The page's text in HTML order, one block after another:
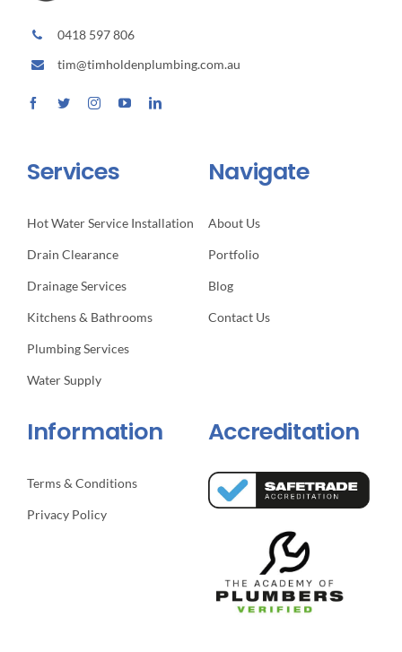
0418 597 806
tim@timholdenplumbing.com.au
Services
Hot Water Service Installation
Drain Clearance
Drainage Services
Kitchens & Bathrooms
Plumbing Services
Water Supply
Navigate
About Us
Portfolio
Blog
Contact Us
Information
Terms & Conditions
Privacy Policy
Accreditation